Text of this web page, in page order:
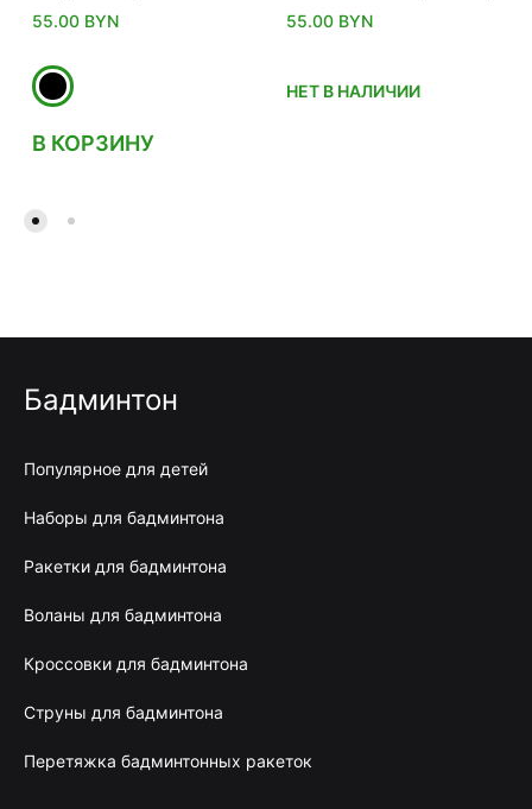
55.00 BYN
В КОРЗИНУ
55.00 BYN
НЕТ В НАЛИЧИИ
Бадминтон
Популярное для детей
Наборы для бадминтона
Ракетки для бадминтона
Воланы для бадминтона
Кроссовки для бадминтона
Струны для бадминтона
Перетяжка бадминтонных ракеток